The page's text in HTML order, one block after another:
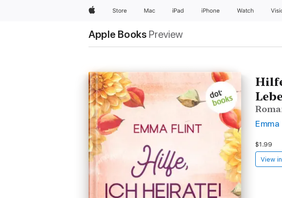
AppleStore Mac iPad iPhone Watch
Apple Books Preview
$1.99
View in